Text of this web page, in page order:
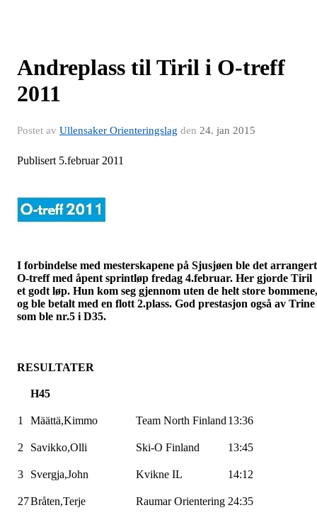
Andreplass til Tiril i O-treff
2011
Postet av Ullensaker Orienteringslag den 24. jan 2015
Publisert 5.februar 2011
I forbindelse med mesterskapene på Sjusjøen ble det arrangert
O-treff med åpent sprintløp fredag 4.februar. Her gjorde Tiril
et godt løp. Hun kom seg gjennom uten de helt store bommene,
og ble betalt med en flott 2.plass. God prestasjon også av Trine
som ble nr.5 i D35.
RESULTATER
H45
1 Määttä,Kimmo Team North Finland 13:36
2 Savikko,Olli Ski-O Finland 13:45
3 Svergja,John Kvikne IL 14:12
27Bråten,Terje RaumarOrientering 24:35